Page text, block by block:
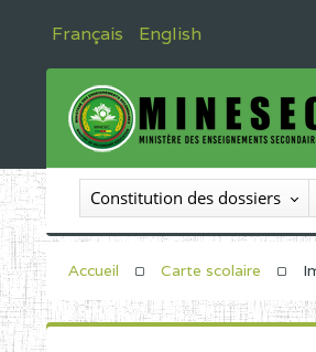
Français English
Constitution des dossiers
Accueil Carte scolaire